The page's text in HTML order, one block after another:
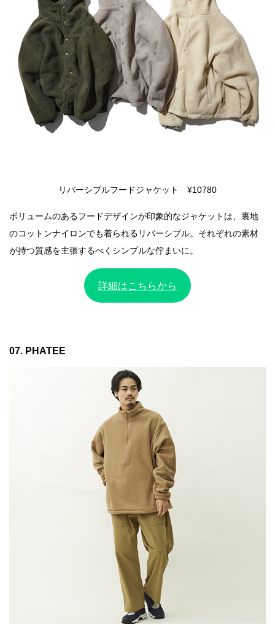
リバーシブルフードジャケット ¥10780
ボリュームのあるフードデザインが印象的なジャケットは、裏地
のコットンナイロンでも着られるリバーシブル。それぞれの素材
が持つ質感を主張するべくシンプルな佇まいに。
詳細はこちらから
07. PHATEE